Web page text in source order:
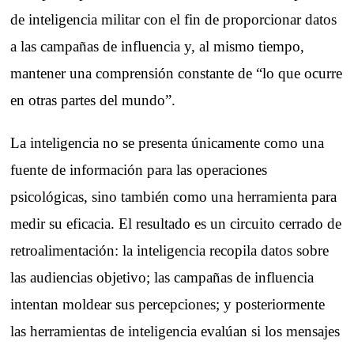
de inteligencia militar con el fin de proporcionar datos
a las campañas de influencia y, al mismo tiempo,
mantener una comprensión constante de “lo que ocurre
en otras partes del mundo”.
La inteligencia no se presenta únicamente como una
fuente de información para las operaciones
psicológicas, sino también como una herramienta para
medir su eficacia. El resultado es un circuito cerrado de
retroalimentación: la inteligencia recopila datos sobre
las audiencias objetivo; las campañas de influencia
intentan moldear sus percepciones; y posteriormente
las herramientas de inteligencia evalúan si los mensajes